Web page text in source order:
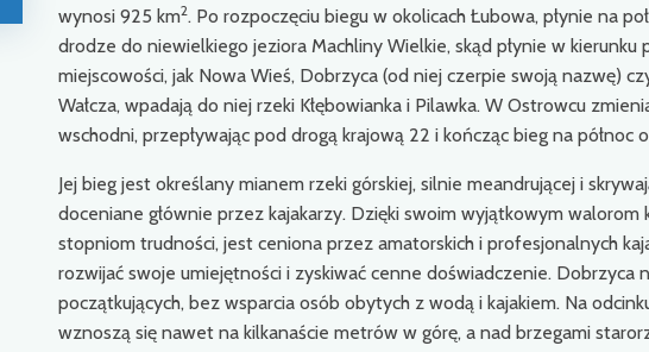
wynosi 925 km2. Po rozpoczęciu biegu w okolicach Łubowa, płynie na
drodze do niewielkiego jeziora Machliny Wielkie, skąd płynie w kierunku
miejscowości, jak Nowa Wieś, Dobrzyca (od niej czerpie swoją nazwę)
Wałcza, wpadają do niej rzeki Kłębowianka i Pilawka. W Ostrowcu
wschodni, przepływając pod drogą krajową 22 i kończąc bieg na północ
Jej bieg jest określany mianem rzeki górskiej, silnie meandrującej i
doceniane głównie przez kajakarzy. Dzięki swoim wyjątkowym walorom
stopniom trudności, jest ceniona przez amatorskich i profesjonalnych
rozwijać swoje umiejętności i zyskiwać cenne doświadczenie. Dobrzyca
początkujących, bez wsparcia osób obytych z wodą i kajakiem. Na
wznoszą się nawet na kilkanaście metrów w górę, a nad brzegami